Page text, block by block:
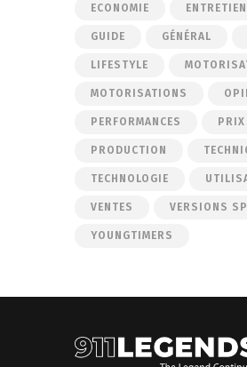
ECONOMIE ENTRETIEN
GUIDE GÉNÉRAL
LIFESTYLE
MOTORISATIONS
PERFORMANCES PRIX
PRODUCTION
TECHNOLOGIE
VENTES VERSIONS
YOUNGTIMERS